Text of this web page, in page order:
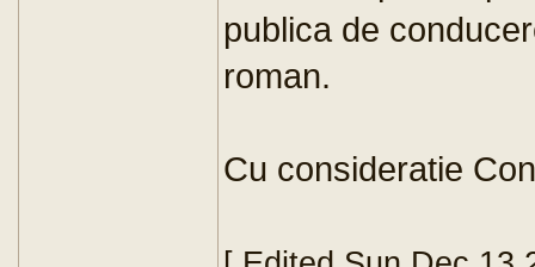
publica de
roman.
Cu consideratie